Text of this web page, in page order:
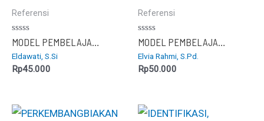
Referensi
Dinilai
0
dari
5
Eldawati, S.Si
Rp45.000
Referensi
Dinilai
0
dari
5
Elvia Rahmi, S.Pd.
Rp50.000